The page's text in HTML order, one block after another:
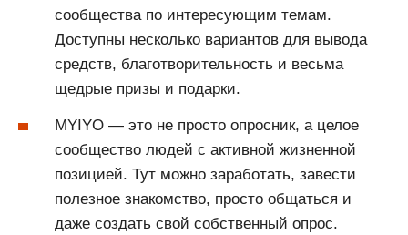
сообщества по интересующим темам.
Доступны несколько вариантов для вывода
средств, благотворительность и весьма
щедрые призы и подарки.
MYIYO — это не просто опросник, а целое
сообщество людей с активной жизненной
позицией. Тут можно заработать, завести
полезное знакомство, просто общаться и
даже создать свой собственный опрос.